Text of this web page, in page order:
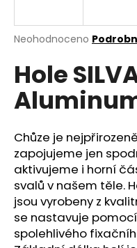
Průměrné
produktu
je
0,0
z
hvězdiček.
Neohodnoceno
Hole
Chůze je
zapojujeme jen
aktivujeme i horní
svalů v našem těle.
jsou vyrobeny z
se nastavuje
spolehlivého
j
t
?
D
o